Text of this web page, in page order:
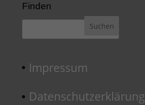
Finden
Impressum
Datenschutzerklärung